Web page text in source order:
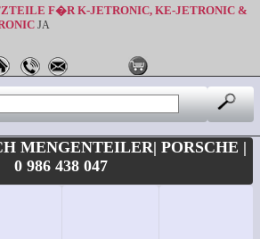
F�R K-JETRONIC, KE-JETRONIC &
JA
MENGENTEILER| PORSCHE |
0 986 438 047